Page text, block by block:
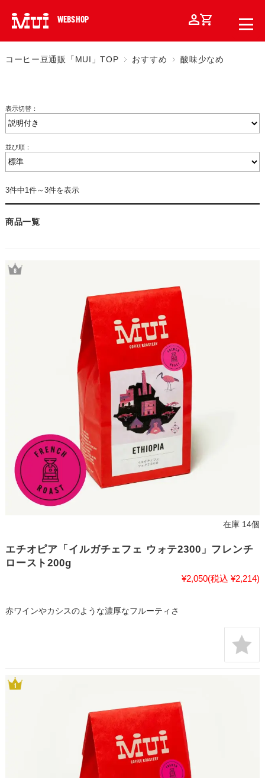
WEBSHOP
コーヒー豆通販「MUI」TOP おすすめ 酸味少なめ
表示切替：
並び順：
3件中1件～3件を表示
商品一覧
在庫 14個
エチオピア「イルガチェフェ ウォテ2300」フレンチ
ロースト200g
¥2,050(税込 ¥2,214)
赤ワインやカシスのような濃厚なフルーティさ